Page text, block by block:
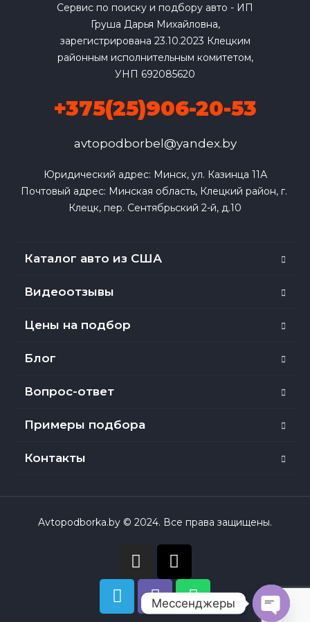
Сервис по поиску и подбору авто - ИП
Груша Дарья Михайловна,
зарегистрирована 23.10.2023 Клецким
районным исполнительным комитетом,
УНП 692085620
+375(25)906-20-53
avtopodborbel@yandex.by
Юридический адрес: Минск, ул. Казинца 11А
Почтовый адрес: Минская область, Клецкий район, г.
Клецк, пер. Сентябрьский 2-й, д.10
Каталог авто из США
Видеоотзывы
Цены на подбор
Блог
Вопрос-ответ
Примеры подбора
Контакты
Avtopodborka.by © 2024. Все права защищены.
Мессенджеры